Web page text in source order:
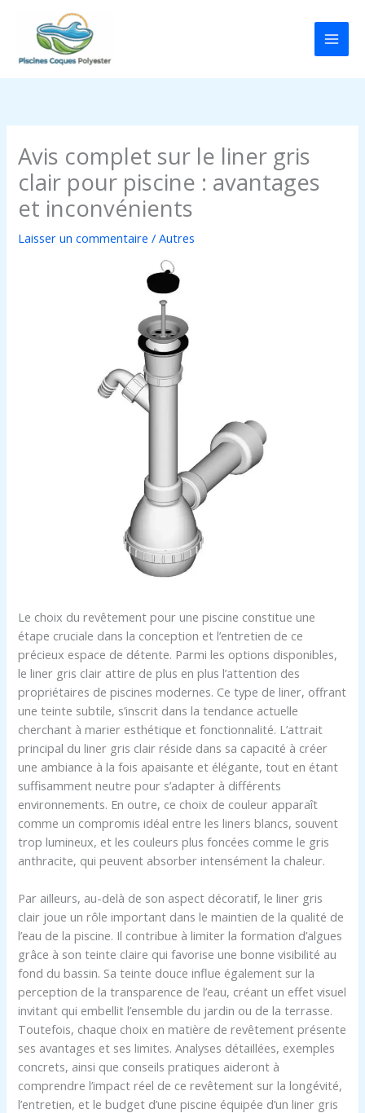
contenu
Avis complet sur le liner gris
clair pour piscine : avantages
et inconvénients
Laisser un commentaire /Autres
Le choix du revêtement pour une piscine constitue une
étape cruciale dans la conception et l’entretien de ce
précieux espace de détente. Parmi les options disponibles,
le liner gris clair attire de plus en plus l’attention des
propriétaires de piscines modernes. Ce type de liner, offrant
une teinte subtile, s’inscrit dans la tendance actuelle
cherchant à marier esthétique et fonctionnalité. L’attrait
principal du liner gris clair réside dans sa capacité à créer
une ambiance à la fois apaisante et élégante, tout en étant
suffisamment neutre pour s’adapter à différents
environnements. En outre, ce choix de couleur apparaît
comme un compromis idéal entre les liners blancs, souvent
trop lumineux, et les couleurs plus foncées comme le gris
anthracite, qui peuvent absorber intensément la chaleur.
Par ailleurs, au-delà de son aspect décoratif, le liner gris
clair joue un rôle important dans le maintien de la qualité de
l’eau de la piscine. Il contribue à limiter la formation d’algues
grâce à son teinte claire qui favorise une bonne visibilité au
fond du bassin. Sa teinte douce influe également sur la
perception de la transparence de l’eau, créant un effet visuel
invitant qui embellit l’ensemble du jardin ou de la terrasse.
Toutefois, chaque choix en matière de revêtement présente
ses avantages et ses limites. Analyses détaillées, exemples
concrets, ainsi que conseils pratiques aideront à
comprendre l’impact réel de ce revêtement sur la longévité,
l’entretien, et le budget d’une piscine équipée d’un liner gris